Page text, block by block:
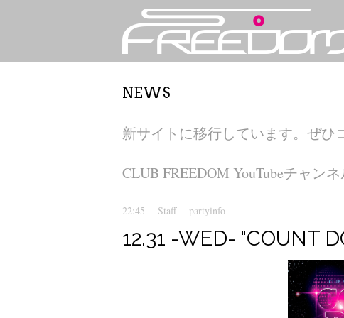
NEWS
新サイトに移行しています。ぜひ
CLUB FREEDOM YouTubeチャン
22:45 - Staff- partyinfo
12.31 -WED- "COUNT